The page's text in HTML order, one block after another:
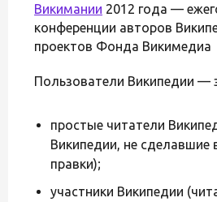
Викимании 2012 года —
конференции авторов
проектов Фонда Викимедиа
Пользователи Википедии —
простые читатели
Википедии, не сделавшие
правки);
участники Википедии